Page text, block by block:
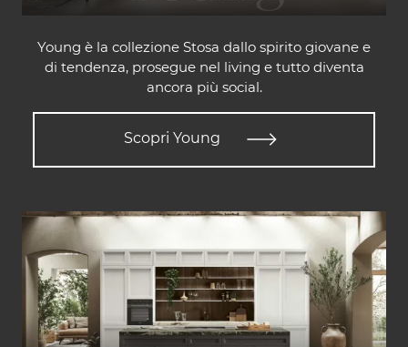
Young è la collezione Stosa dallo spirito giovane e
di tendenza, prosegue nel living e tutto diventa
ancora più social.
Scopri Young